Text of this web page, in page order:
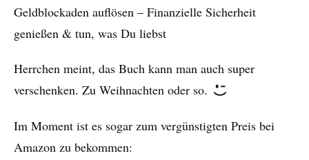
Geldblockaden auflösen – Finanzielle Sicherheit
genießen & tun, was Du liebst
Herrchen meint, das Buch kann man auch super
verschenken. Zu Weihnachten oder so.
Im Moment ist es sogar zum vergünstigten Preis bei
Amazon zu bekommen: